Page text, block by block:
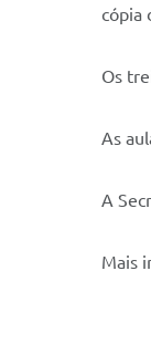
cópia
Os
As
A
Mais